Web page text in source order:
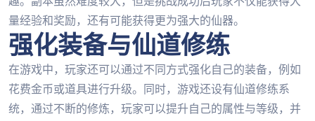
量经验和奖励，还有可能获得更为强大的仙器。
强化装备与仙道修练
在游戏中，玩家还可以通过不同方式强化自己的装备，例如
花费金币或道具进行升级。同时，游戏还设有仙道修练系
统，通过不断的修炼，玩家可以提升自己的属性与等级，并